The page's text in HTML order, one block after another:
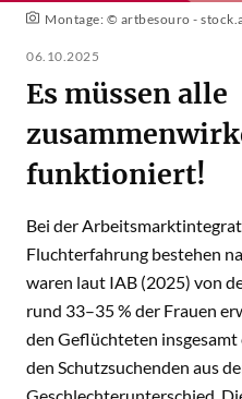
Montage: © artbesouro -
06.10.2025
Es müssen alle
funktioniert!
Bei der
Fluchterfahrung bestehen
waren laut IAB (2025) von
rund 33–35 % der Frauen
den Geflüchteten insgesamt
den Schutzsuchenden aus